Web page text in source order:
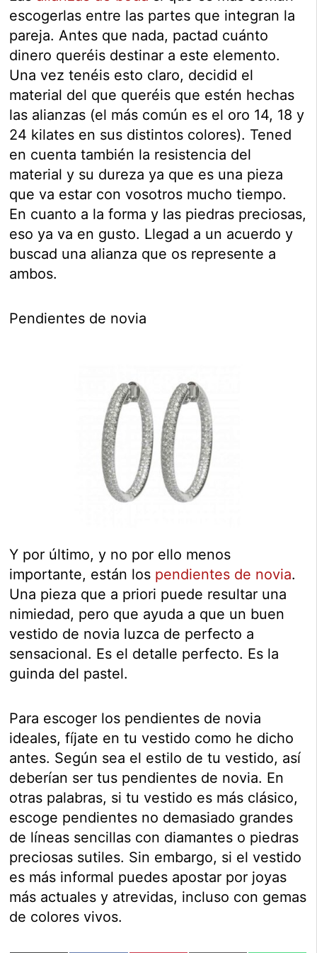
escogerlas entre las partes que integran la
pareja. Antes que nada, pactad cuánto
dinero queréis destinar a este elemento.
Una vez tenéis esto claro, decidid el
material del que queréis que estén hechas
las alianzas (el más común es el oro 14, 18 y
24 kilates en sus distintos colores). Tened
en cuenta también la resistencia del
material y su dureza ya que es una pieza
que va estar con vosotros mucho tiempo.
En cuanto a la forma y las piedras preciosas,
eso ya va en gusto. Llegad a un acuerdo y
buscad una alianza que os represente a
ambos.
Pendientes de novia
Y por último, y no por ello menos
importante, están los pendientes de novia.
Una pieza que a priori puede resultar una
nimiedad, pero que ayuda a que un buen
vestido de novia luzca de perfecto a
sensacional. Es el detalle perfecto. Es la
guinda del pastel.
Para escoger los pendientes de novia
ideales, fíjate en tu vestido como he dicho
antes. Según sea el estilo de tu vestido, así
deberían ser tus pendientes de novia. En
otras palabras, si tu vestido es más clásico,
escoge pendientes no demasiado grandes
de líneas sencillas con diamantes o piedras
preciosas sutiles. Sin embargo, si el vestido
es más informal puedes apostar por joyas
más actuales y atrevidas, incluso con gemas
de colores vivos.